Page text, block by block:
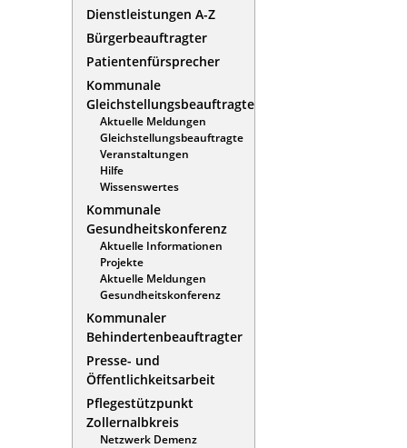
Dienstleistungen A-Z
Bürgerbeauftragter
Patientenfürsprecher
Kommunale
Gleichstellungsbeauftragte
Aktuelle Meldungen
Gleichstellungsbeauftragte
Veranstaltungen
Hilfe
Wissenswertes
Kommunale
Gesundheitskonferenz
Aktuelle Informationen
Projekte
Aktuelle Meldungen
Gesundheitskonferenz
Kommunaler
Behindertenbeauftragter
Presse- und
Öffentlichkeitsarbeit
Pflegestützpunkt
Zollernalbkreis
Netzwerk Demenz